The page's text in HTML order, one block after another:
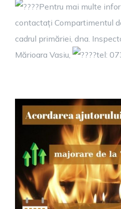
Pentru mai multe
contactați Compartimentul
cadrul primăriei, dna.
Mărioara Vasiu,
tel: